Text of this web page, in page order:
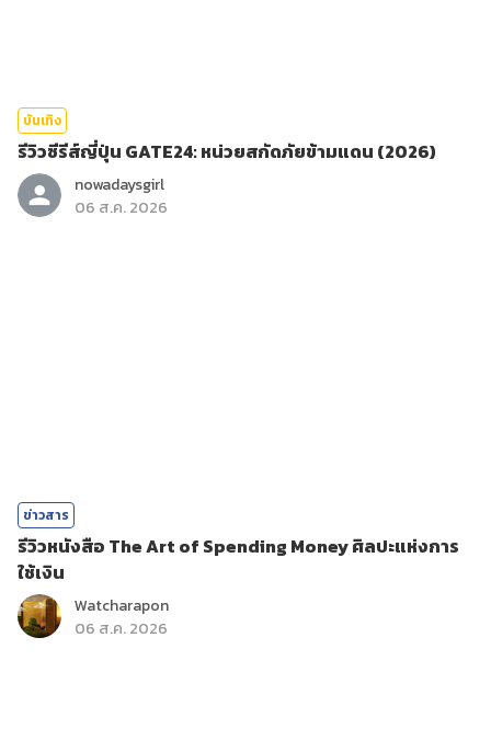
บันเทิง
รีวิวซีรีส์ญี่ปุ่น GATE24: หน่วยสกัดภัยข้ามแดน (2026)
nowadaysgirl
06 ส.ค. 2026
ข่าวสาร
รีวิวหนังสือ The Art of Spending Money ศิลปะแห่งการ
ใช้เงิน
Watcharapon
06 ส.ค. 2026